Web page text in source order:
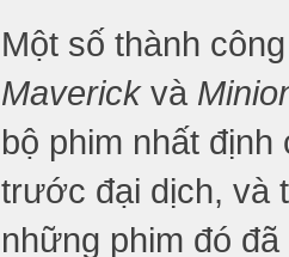
Một số thành
Maverickvà
bộ phim nhất
trước đại dịch, và
những phim đó